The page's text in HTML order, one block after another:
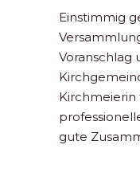
Einstimmig
Voranschlag
Kirchmeierin
gute